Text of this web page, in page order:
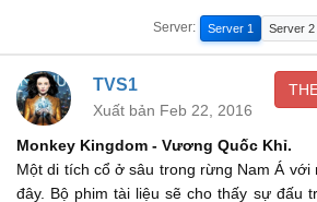
But this one is governed by the law of
Nhưng nơi đây được cai trị bằng luật của
I know what you're thinking.
Tôi biết bạn đang nghĩ gì.
"Being a macaque monkey is just fun
Server: Server 1 Server 2
TVS1
Xuất bản Feb 22, 2016
Monkey Kingdom - Vương Quốc Khỉ.
Một di tích cổ ở sâu trong rừng Nam Á với
đây. Bộ phim tài liệu sẽ cho thấy sự đấu